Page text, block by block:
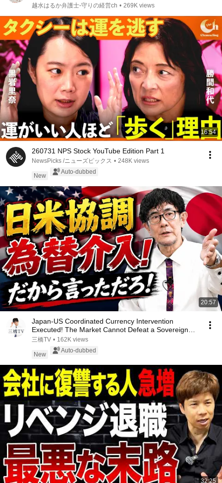
融資】
越水はるか弁護士-守りの経営ch • 269K views
16:54
260731 NPS Stock YouTube Edition Part 1
NewsPicks /ニューズピックス • 248K views
New
Auto-dubbed
20:57
Japan-US Coordinated Currency Intervention
Executed! The Market Cannot Defeat a Sovereign
Currenc...
三橋TV • 162K views
New
Auto-dubbed
32:25